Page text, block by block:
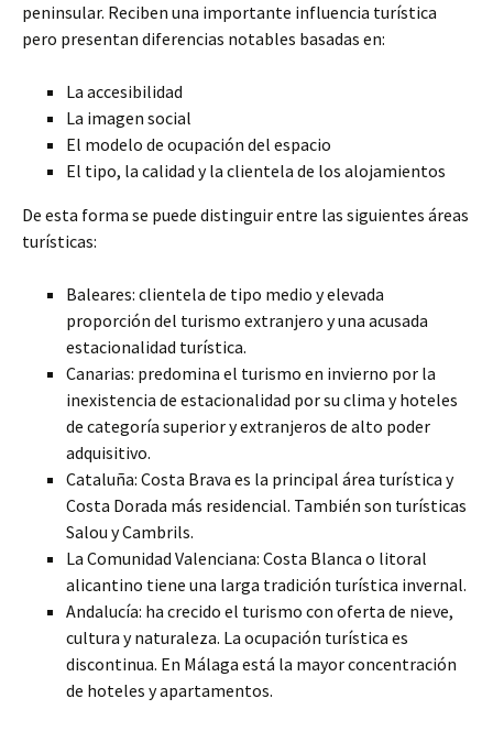
peninsular. Reciben una importante influencia turística
pero presentan diferencias notables basadas en:
La accesibilidad
La imagen social
El modelo de ocupación del espacio
El tipo, la calidad y la clientela de los alojamientos
De esta forma se puede distinguir entre las siguientes áreas
turísticas:
Baleares: clientela de tipo medio y elevada
proporción del turismo extranjero y una acusada
estacionalidad turística.
Canarias: predomina el turismo en invierno por la
inexistencia de estacionalidad por su clima y hoteles
de categoría superior y extranjeros de alto poder
adquisitivo.
Cataluña: Costa Brava es la principal área turística y
Costa Dorada más residencial. También son turísticas
Salou y Cambrils.
La Comunidad Valenciana: Costa Blanca o litoral
alicantino tiene una larga tradición turística invernal.
Andalucía: ha crecido el turismo con oferta de nieve,
cultura y naturaleza. La ocupación turística es
discontinua. En Málaga está la mayor concentración
de hoteles y apartamentos.